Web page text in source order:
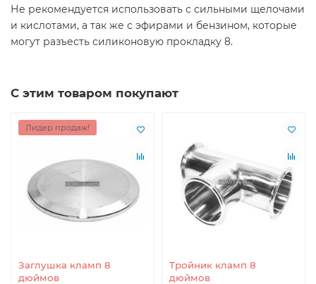
Не рекомендуется использовать с сильными щелочами
и кислотами, а так же с эфирами и бензином, которые
могут разъесть силиконовую прокладку 8.
С этим товаром покупают
Лидер продаж!
Заглушка кламп 8
дюймов
Тройник кламп 8
дюймов